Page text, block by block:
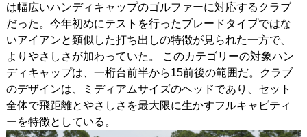
は幅広いハンディキャップのゴルファーに対応するクラブ
だった。今年初めにテストを行ったブレードタイプではな
いアイアンと類似した打ち出しの特徴が見られた一方で、
よりやさしさが加わっていた。 このカテゴリーの対象ハン
ディキャップは、一桁台前半から15前後の範囲だ。クラブ
のデザインは、ミディアムサイズのヘッドであり、セット
全体で飛距離とやさしさを最大限に生かすフルキャビティ
ーを特徴としている。